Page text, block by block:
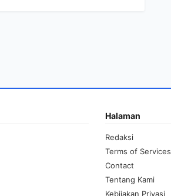
Halaman
Redaksi
Terms of Services
Contact
Tentang Kami
Kebijakan Privasi